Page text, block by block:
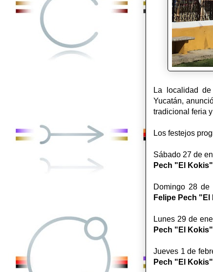
La localidad
Yucatán,
tradicional feria
Los festejos
Sábado 27 de
Pech "El Kokis"
Domingo 28
Felipe Pech "El
Lunes 29 de
Pech "El Kokis"
Jueves 1 de
Pech "El Kokis"